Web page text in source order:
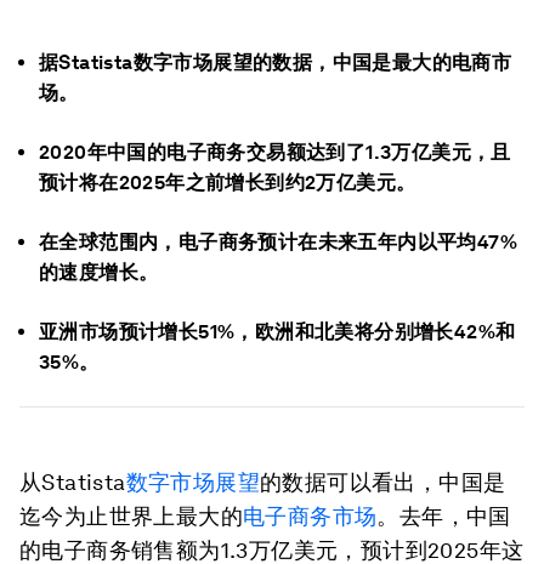
据Statista数字市场展望的数据，中国是最大的电商市
场。
2020年中国的电子商务交易额达到了1.3万亿美元，且
预计将在2025年之前增长到约2万亿美元。
在全球范围内，电子商务预计在未来五年内以平均47%
的速度增长。
亚洲市场预计增长51%，欧洲和北美将分别增长42%和
35%。
从Statista数字市场展望的数据可以看出，中国是
迄今为止世界上最大的电子商务市场。去年，中国
的电子商务销售额为1.3万亿美元，预计到2025年这